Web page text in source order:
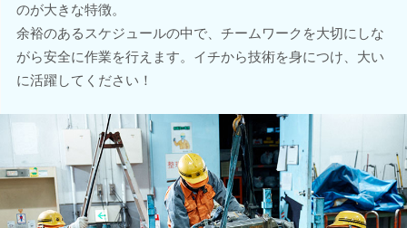
のが大きな特徴。
余裕のあるスケジュールの中で、チームワークを大切にしな
がら安全に作業を行えます。イチから技術を身につけ、大い
に活躍してください！